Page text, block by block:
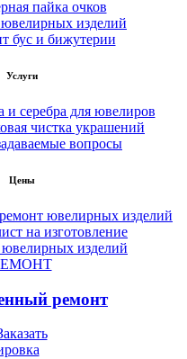
пайка очков
изделий
бус и бижутерии
Услуги
и серебра для ювелиров
чистка украшений
вопросы
Цены
ювелирных изделий
на изготовление
изделий
ремонт